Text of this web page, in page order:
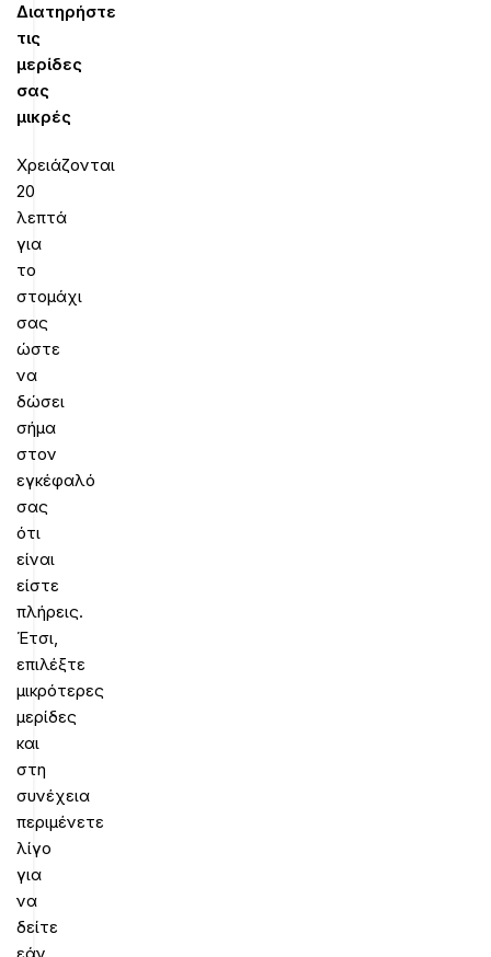
Διατηρήστε
τις
μερίδες
σας
μικρές
Χρειάζονται
20
λεπτά
για
το
στομάχι
σας
ώστε
να
δώσει
σήμα
στον
εγκέφαλό
σας
ότι
είναι
είστε
πλήρεις.
Έτσι,
επιλέξτε
μικρότερες
μερίδες
και
στη
συνέχεια
περιμένετε
λίγο
για
να
δείτε